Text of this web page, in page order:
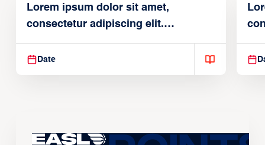
Lorem ipsum dolor sit amet,
consectetur adipiscing elit.
Suspendisse varius enim in
Date